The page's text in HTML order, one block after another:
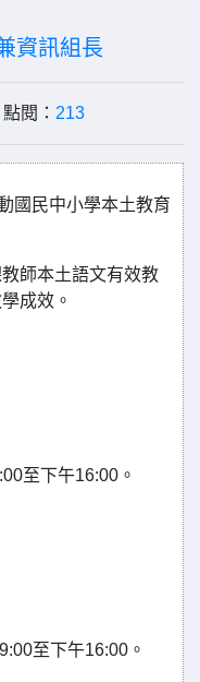
資訊組長
閱： 213
國民中小學本土教育
師本土語文有效教
成效。
至下午16:00。
至下午16:00。